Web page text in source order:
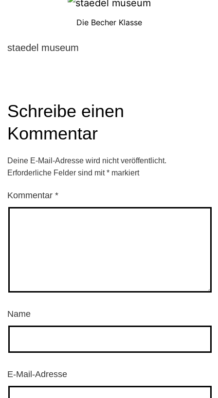
Die Becher Klasse
staedel museum
Schreibe einen
Kommentar
Deine E-Mail-Adresse wird nicht veröffentlicht.
Erforderliche Felder sind mit* markiert
Kommentar *
Name
E-Mail-Adresse